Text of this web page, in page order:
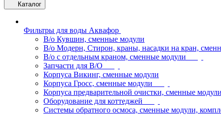
Каталог
Фильтры для воды Аквафор
В/о Кувшин, сменные модули
В/о Модерн, Стирон, краны, насадки на кран,
В/о с отдельным краном, сменные модули
Запчасти для В/О
Корпуса Викинг, сменные модули
Корпуса Гросс, сменные модули
Корпуса предварительной очистки, сменные модули
Оборудование для коттеджей
Системы обратного осмоса, сменные модули,